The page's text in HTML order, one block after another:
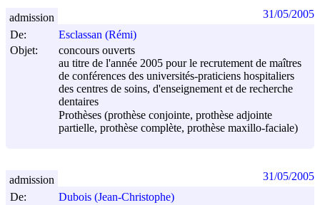
De:
Esclassan (Rémi)
Objet:
concours ouverts
au titre de l'année 2005 pour le recrutement de maîtres
de conférences des universités-praticiens hospitaliers
des centres de soins, d'enseignement et de recherche
dentaires
Prothèses (prothèse conjointe, prothèse adjointe
partielle, prothèse complète, prothèse maxillo-faciale)
admission 31/05/2005
De:
Dubois (Jean-Christophe)
admission 31/05/2005